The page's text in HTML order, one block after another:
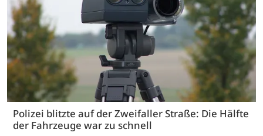
Polizei blitzte auf der Zweifaller Straße: Die Hälfte
der Fahrzeuge war zu schnell